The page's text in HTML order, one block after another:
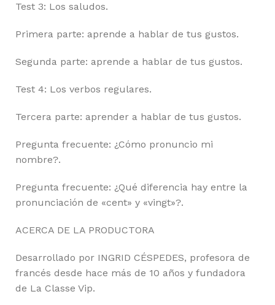
Test 3: Los saludos.
Primera parte: aprende a hablar de tus gustos.
Segunda parte: aprende a hablar de tus gustos.
Test 4: Los verbos regulares.
Tercera parte: aprender a hablar de tus gustos.
Pregunta frecuente: ¿Cómo pronuncio mi
nombre?.
Pregunta frecuente: ¿Qué diferencia hay entre la
pronunciación de «cent» y «vingt»?.
ACERCA DE LA PRODUCTORA
Desarrollado por INGRID CÉSPEDES, profesora de
francés desde hace más de 10 años y fundadora
de La Classe Vip.